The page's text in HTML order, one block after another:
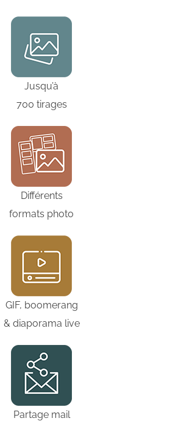
Jusqu’à
700 tirages
Différents
formats photo
GIF, boomerang
& diaporama live
Partage mail